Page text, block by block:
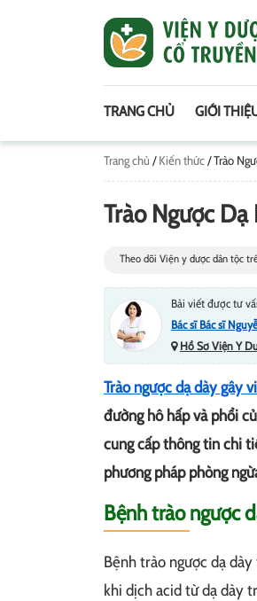
TRANG CHỦ GIỚI
Trang chủ /Kiến thức/Trào
Trào Ngược
Theo dõi Viện y dược dân tộc
Bài viết được tư
Bác sĩ Bác sĩ
Hồ Sơ Viện Y
Trào ngược dạ dày gây
đường hô hấp và phổi
cung cấp thông tin chi
phương pháp phòng
Bệnh trào ngược
Bệnh trào ngược dạ
khi dịch acid từ dạ dày